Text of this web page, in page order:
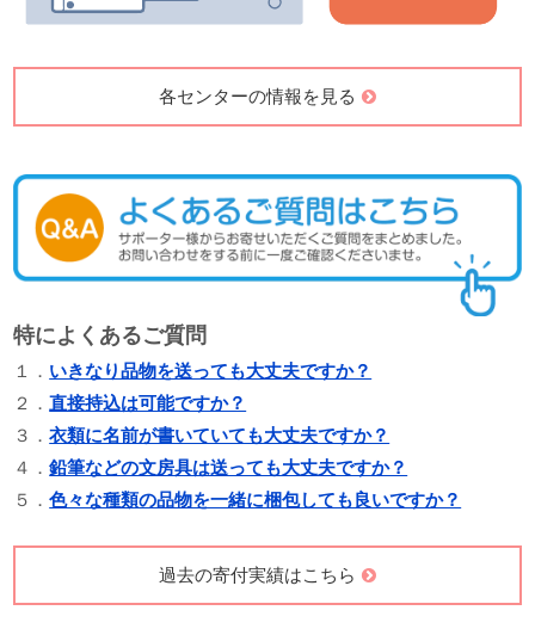
各センターの情報を見る
特によくあるご質問
１． いきなり品物を送っても大丈夫ですか？
２．直接持込は可能ですか？
３．衣類に名前が書いていても大丈夫ですか？
４．鉛筆などの文房具は送っても大丈夫ですか？
５．色々な種類の品物を一緒に梱包しても良いですか？
過去の寄付実績はこちら